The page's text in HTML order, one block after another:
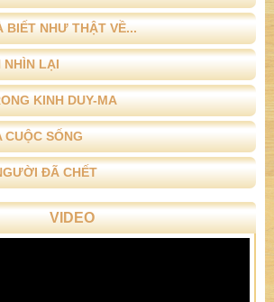
BIẾT NHƯ THẬT VỀ...
NHÌN LẠI
KINH DUY-MA
CUỘC SỐNG
ĐÃ CHẾT
VIDEO